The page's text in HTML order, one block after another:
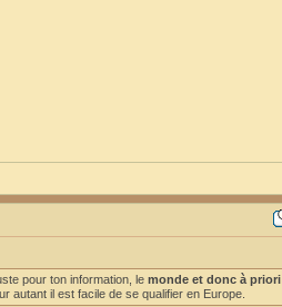
pour ton information, le monde et donc à priori
autant il est facile de se qualifier en Europe.